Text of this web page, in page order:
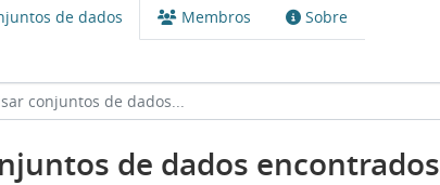
de dados Membros Sobre
de dados encontrados